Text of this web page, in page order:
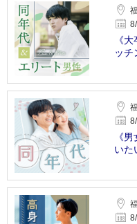
《
ッ
《
い